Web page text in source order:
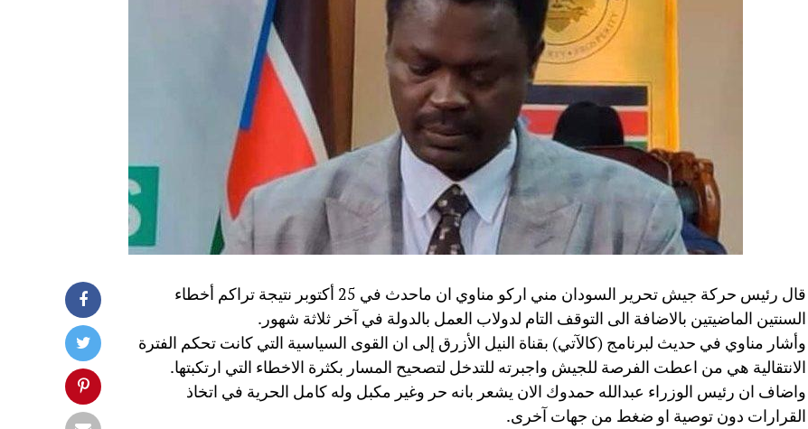
قال رئيس حركة جيش تحرير السودان مني اركو مناوي ان ماحدث في 25 أكتوبر نتيجة تراكم أخطاء
السنتين الماضيتين بالاضافة الى التوقف التام لدولاب العمل بالدولة في آخر ثلاثة شهور.
وأشار مناوي في حديث لبرنامج (كالآتي) بقناة النيل الأزرق إلى ان القوى السياسية التي كانت تحكم الفترة
الانتقالية هي من اعطت الفرصة للجيش واجبرته للتدخل لتصحيح المسار بكثرة الاخطاء التي ارتكبتها.
واضاف ان رئيس الوزراء عبدالله حمدوك الان يشعر بانه حر وغير مكبل وله كامل الحرية في اتخاذ
القرارات دون توصية او ضغط من جهات آخرى.